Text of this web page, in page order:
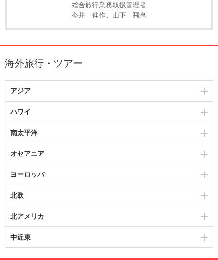
総合旅行業務取扱管理者
今井 伸作、山下 飛鳥
海外旅行・ツアー
アジア
ハワイ
南太平洋
オセアニア
ヨーロッパ
北欧
北アメリカ
中近東